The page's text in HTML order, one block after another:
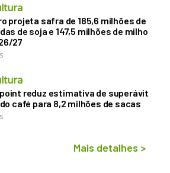
projeta safra de 185,6 milhões de
de soja e 147,5 milhões de milho
27
reduz estimativa de superávit
café para 8,2 milhões de sacas
Mais detalhes >